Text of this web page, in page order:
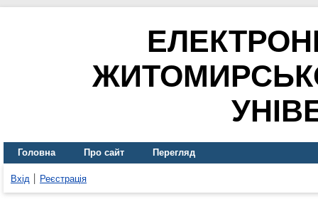
Головна Про сайт Перегляд
Вхід Реєстрація